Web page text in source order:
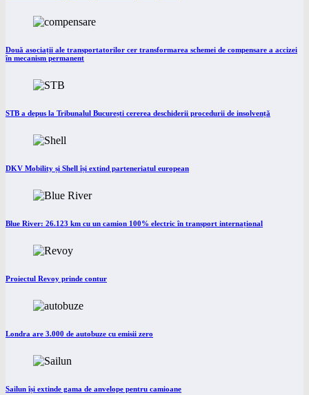
Două asociații ale transportatorilor cer transformarea schemei de compensare a accizei
în mecanism permanent
STB a depus la Tribunalul București cererea deschiderii procedurii de insolvență
DKV Mobility și Shell își extind parteneriatul european
Blue River: 26.123 km cu un camion 100% electric în transport internațional
Proiectul Revoy prinde contur
Londra are 3.000 de autobuze cu emisii zero
Sailun își extinde gama de anvelope pentru camioane